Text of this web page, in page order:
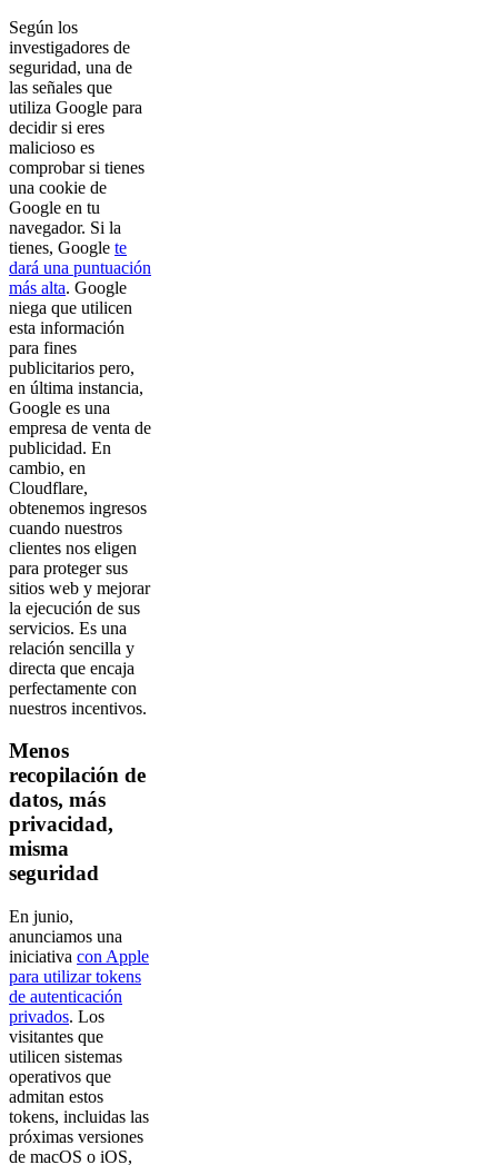
Según los
investigadores de
seguridad, una de
las señales que
utiliza Google para
decidir si eres
malicioso es
comprobar si tienes
una cookie de
Google en tu
navegador. Si la
tienes, Google te
dará una puntuación
más alta. Google
niega que utilicen
esta información
para fines
publicitarios pero,
en última instancia,
Google es una
empresa de venta de
publicidad. En
cambio, en
Cloudflare,
obtenemos ingresos
cuando nuestros
clientes nos eligen
para proteger sus
sitios web y mejorar
la ejecución de sus
servicios. Es una
relación sencilla y
directa que encaja
perfectamente con
nuestros incentivos.
Menos
recopilación de
datos, más
privacidad,
misma
seguridad
En junio,
anunciamos una
iniciativa con Apple
para utilizar tokens
de autenticación
privados. Los
visitantes que
utilicen sistemas
operativos que
admitan estos
tokens, incluidas las
próximas versiones
de macOS o iOS,